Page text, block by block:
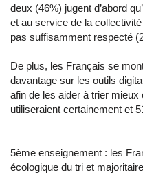
deux (46%) jugent d’abord
et au service de la collectivité
pas suffisamment respecté
De plus, les Français se
davantage sur les outils
afin de les aider à trier mieux
utiliseraient certainement et
5ème enseignement : les
écologique du tri et